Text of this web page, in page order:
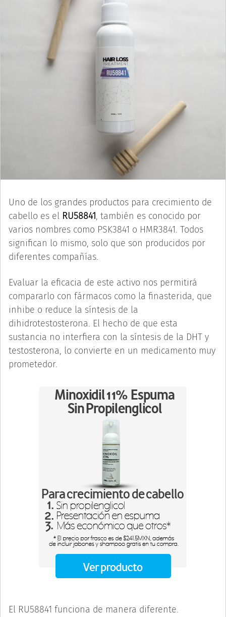
Uno de los grandes productos para crecimiento de
cabello es el RU58841, también es conocido por
varios nombres como PSK3841 o HMR3841. Todos
significan lo mismo, solo que son producidos por
diferentes compañías.
Evaluar la eficacia de este activo nos permitirá
compararlo con fármacos como la finasterida, que
inhibe o reduce la síntesis de la
dihidrotestosterona. El hecho de que esta
sustancia no interfiera con la síntesis de la DHT y
testosterona, lo convierte en un medicamento muy
prometedor.
El RU58841 funciona de manera diferente.